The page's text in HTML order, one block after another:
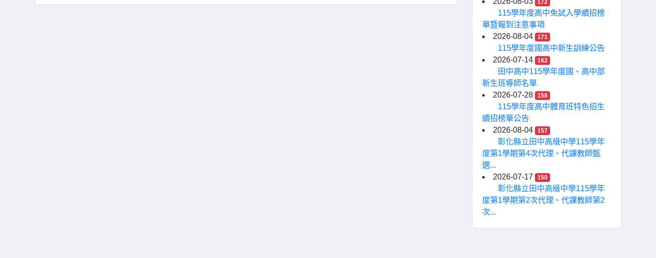
172
115學年度高中免試入學續招榜
單暨報到注意事項
2026-08-04
171
115學年度國高中新生訓練公告
2026-07-14
162
田中高中115學年度國、高中部
新生班導師名單
2026-07-28
158
115學年度高中體育班特色招生
續招榜單公告
2026-08-04
157
彰化縣立田中高級中學115學年
度第1學期第4次代理、代課教師甄
選...
2026-07-17
150
彰化縣立田中高級中學115學年
度第1學期第2次代理、代課教師第2
次...